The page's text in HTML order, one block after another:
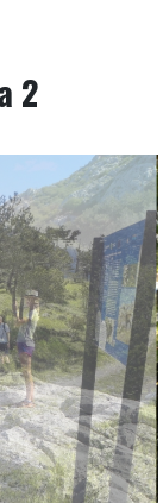
2